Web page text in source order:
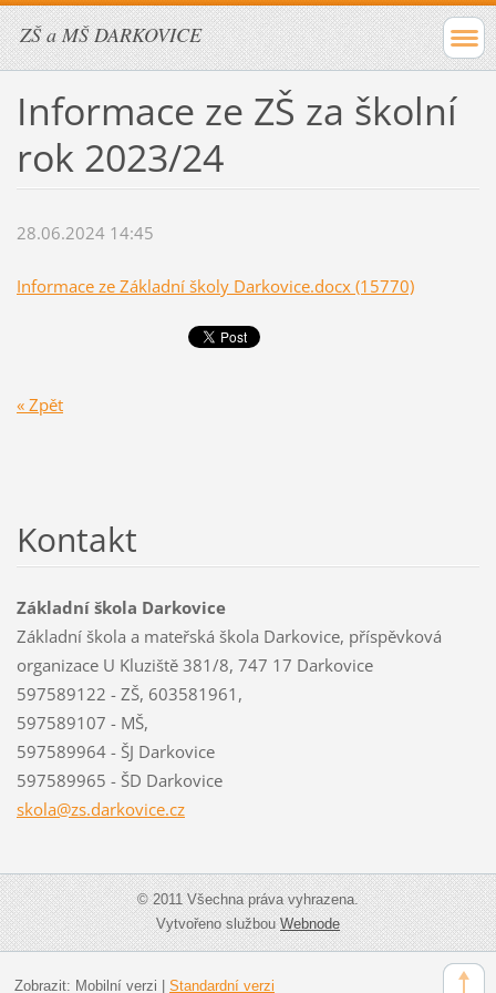
ZŠ a MŠ DARKOVICE
Informace ze ZŠ za školní
rok 2023/24
28.06.2024 14:45
Informace ze Základní školy Darkovice.docx (15770)
« Zpět
Kontakt
Základní škola Darkovice
Základní škola a mateřská škola Darkovice, příspěvková
organizace U Kluziště 381/8, 747 17 Darkovice
597589122 - ZŠ, 603581961,
597589107 - MŠ,
597589964 - ŠJ Darkovice
597589965 - ŠD Darkovice
skola@zs.darkovice.cz
© 2011 Všechna práva vyhrazena.
Vytvořeno službouWebnode
Zobrazit: Mobilní verzi Standardní verzi